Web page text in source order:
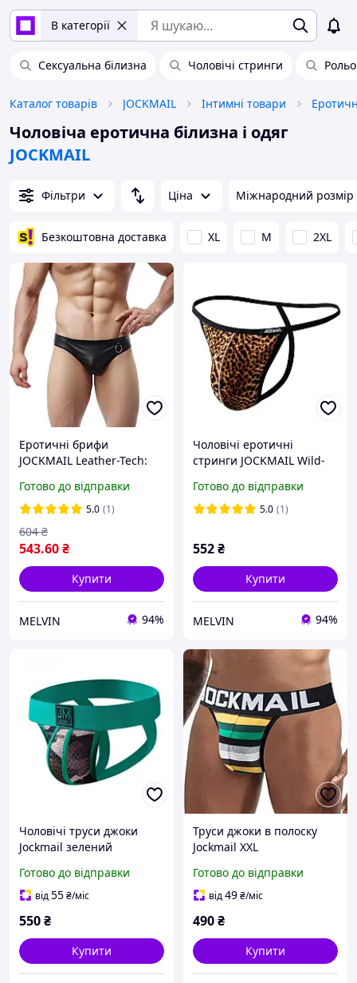
В категорії
Сексуальна білизна Чоловічі стринги
Каталог товарів JOCKMAIL Інтимні товари
Чоловіча еротична білизна і одяг
JOCKMAIL
Фільтри Ціна Міжнародний розмір
Безкоштовна доставка XL M 2XL
Еротичні брифи
JOCKMAIL Leather-Tech:
з металевим кільцем 18+
SM, L, XL, XXL
Готово до відправки
5.0 (1)
543.60₴
604 ₴
Купити
MELVIN 94%
Чоловічі еротичні
стринги JOCKMAIL Wild-
білизна з анімалістичним
принтом 18+, Леопардові
Готово до відправки
5.0 (1)
552₴
Купити
MELVIN 94%
Чоловічі труси джоки
Jockmail зелений
Готово до відправки
від55₴/міс
550₴
Купити
Труси джоки в полоску
Jockmail XXL
Готово до відправки
від49₴/міс
490₴
Купити